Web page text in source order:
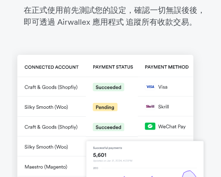
在正式使用前先測試您的設定，確認一切無誤後後，
即可透過 Airwallex 應用程式 追蹤所有收款交易。